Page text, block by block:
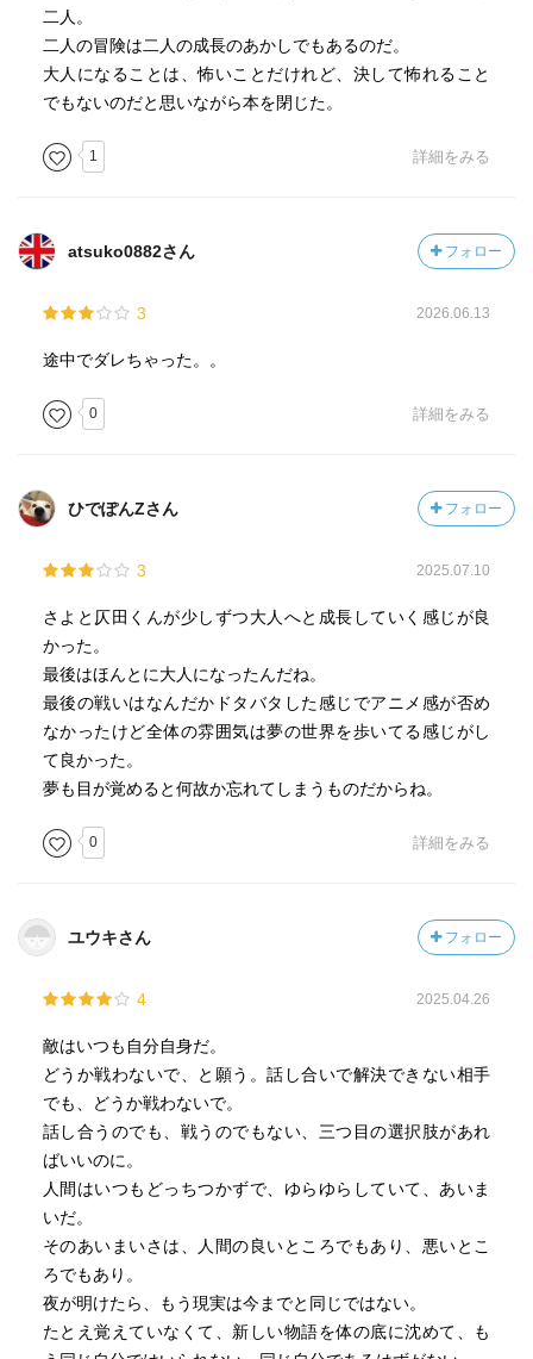
二人。
二人の冒険は二人の成長のあかしでもあるのだ。
大人になることは、怖いことだけれど、決して怖れること
でもないのだと思いながら本を閉じた。
1 詳細をみる
atsuko0882さん フォロー
3 2026.06.13
途中でダレちゃった。。
0 詳細をみる
ひでぽんZさん フォロー
3 2025.07.10
さよと仄田くんが少しずつ大人へと成長していく感じが良
かった。
最後はほんとに大人になったんだね。
最後の戦いはなんだかドタバタした感じでアニメ感が否め
なかったけど全体の雰囲気は夢の世界を歩いてる感じがし
て良かった。
夢も目が覚めると何故か忘れてしまうものだからね。
0 詳細をみる
ユウキさん フォロー
4 2025.04.26
敵はいつも自分自身だ。
どうか戦わないで、と願う。話し合いで解決できない相手
でも、どうか戦わないで。
話し合うのでも、戦うのでもない、三つ目の選択肢があれ
ばいいのに。
人間はいつもどっちつかずで、ゆらゆらしていて、あいま
いだ。
そのあいまいさは、人間の良いところでもあり、悪いとこ
ろでもあり。
夜が明けたら、もう現実は今までと同じではない。
たとえ覚えていなくて、新しい物語を体の底に沈めて、も